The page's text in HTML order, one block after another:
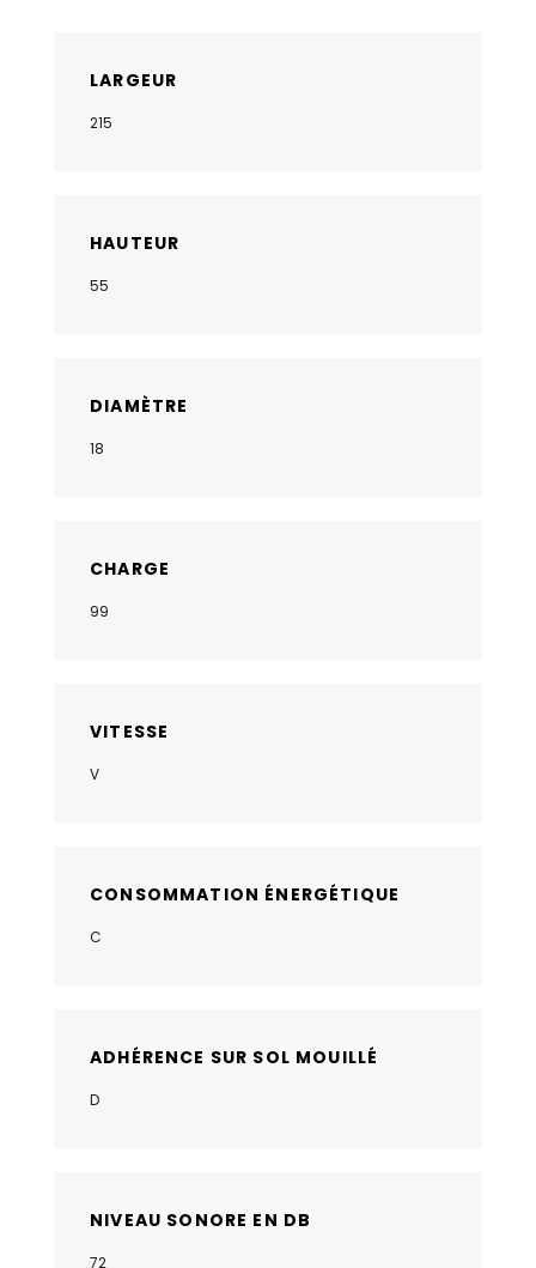
LARGEUR
215
HAUTEUR
55
DIAMÈTRE
18
CHARGE
99
VITESSE
V
CONSOMMATION ÉNERGÉTIQUE
C
ADHÉRENCE SUR SOL MOUILLÉ
D
NIVEAU SONORE EN DB
72